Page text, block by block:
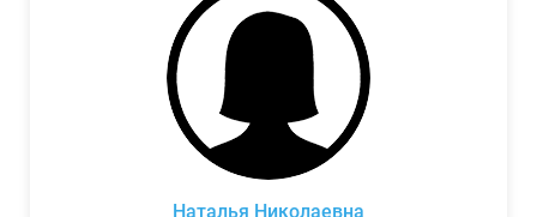
Наталья Николаевна